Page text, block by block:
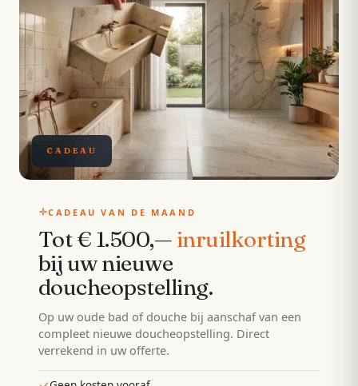
CADEAU
CADEAU VAN DE MAAND
Tot € 1.500,— inruilkorting
bij uw nieuwe
doucheopstelling.
Op uw oude bad of douche bij aanschaf van een
compleet nieuwe doucheopstelling. Direct
verrekend in uw offerte.